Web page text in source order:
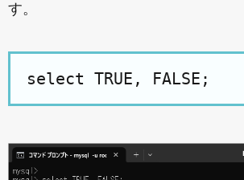
す。
select TRUE, FALSE;